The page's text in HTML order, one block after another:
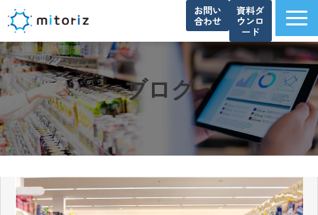
お問い
合わせ
資料ダ
ウンロ
ード
サービス一覧
選ばれる理由
導入事例
お知らせ
よくあるご質問
資料ダウンロード一覧
ブログ